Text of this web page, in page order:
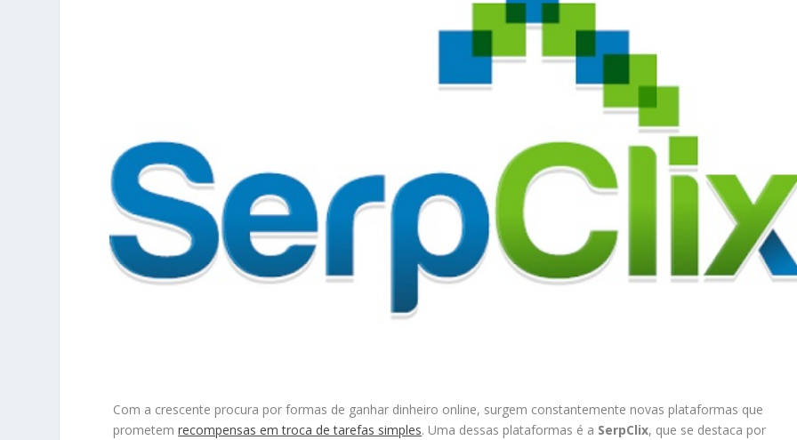
Com a crescente procura por formas de ganhar dinheiro online, surgem constantemente novas plataformas que
prometemrecompensas em troca de tarefas simples. Uma dessas plataformas é a SerpClix, que se destaca por